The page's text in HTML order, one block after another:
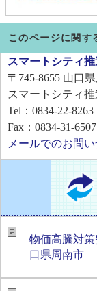
このページに関す
スマートシティ
〒745-8655 山口
スマートシティ推
Tel：0834-22-8263
Fax：0834-31-6507
メールでのお問
物価高騰対
口県周南市